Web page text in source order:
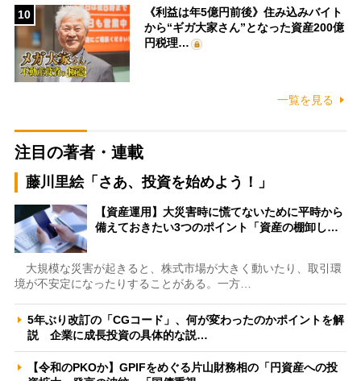
10
《利益は年5億円前後》住み込みバイト
から“ギガ大家さん”となった資産200億
円税理…
一覧を見る
注目の著者・連載
藤川里絵「さあ、投資を始めよう！」
【資産運用】大災害時に慌てないために平時から
備えておきたい3つのポイント「資産の棚卸し…
大規模な災害が起きると、株式市場が大きく動いたり、取引環
境が不安定になったりすることがある。一方…
5年ぶり改訂の「CGコード」、何が変わったのかポイントを解
説 企業に成長投資の具体的な説…
【令和のPKOか】GPIFをめぐる片山財務相の「円資産への投